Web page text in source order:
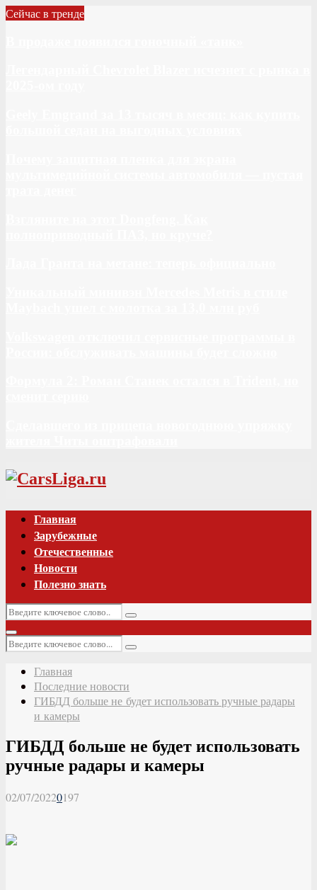
Сейчас в тренде
Vk
Главная
Зарубежные
Отечественные
Новости
Полезно знать
Искать:
Поиск
Основное
меню
Искать:
Поиск
Главная
Последние новости
ГИБДД больше не будет использовать ручные радары
и камеры
ГИБДД больше не будет использовать
ручные радары и камеры
02/07/20220197